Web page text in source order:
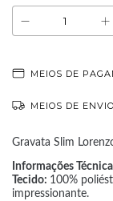
MEIOS DE
MEIOS DE ENVIO
Gravata Slim
Informações
Tecido: 100%
impressionante.